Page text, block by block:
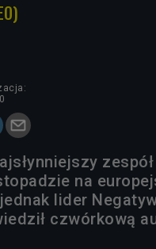
na
lider
czwórkową